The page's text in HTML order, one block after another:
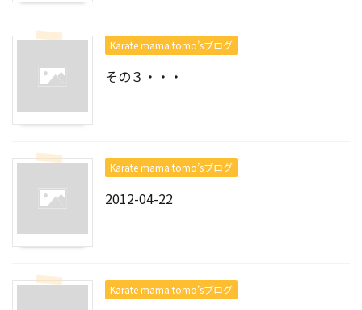
Karate mama tomo’sブログ
その３・・・
Karate mama tomo’sブログ
2012-04-22
Karate mama tomo’sブログ